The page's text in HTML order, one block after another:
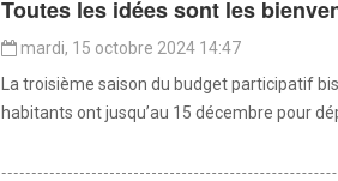
Toutes les idées sont les
mardi, 15 octobre 2024 14:47
La troisième saison du budget participatif
habitants ont jusqu’au 15 décembre pour